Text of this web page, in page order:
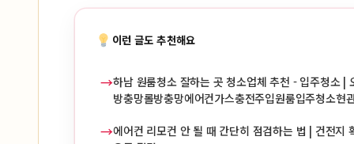
이런 글도 추천해요
→하남 원룸청소 잘하는 곳 청소업체 추천 - 입주청소 |
방충망롤방충망에어컨가스충전주입원룸입주청소현
→에어컨 리모컨 안 될 때 간단히 점검하는 법 | 건전지